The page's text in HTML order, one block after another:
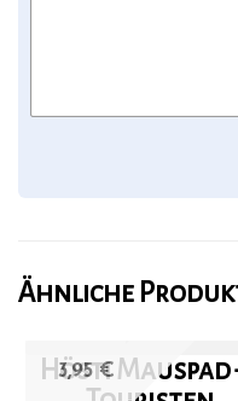
Ähnliche
Hösti Mauspad
3,95€